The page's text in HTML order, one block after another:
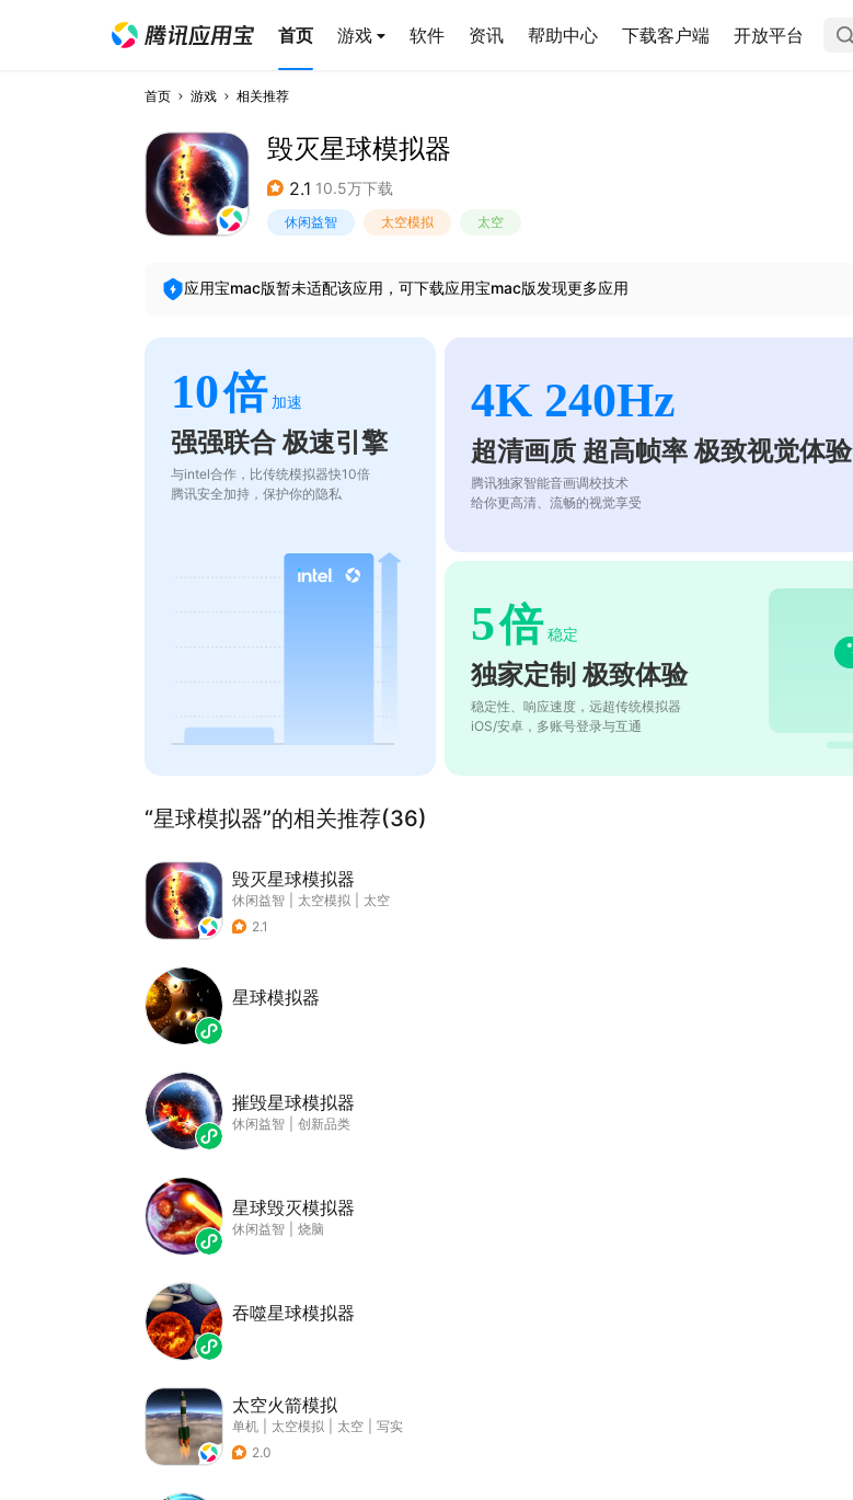
首页 游戏 软件 资讯 帮助中心 下载客户端 开放平台
首页 游戏 相关推荐
毁灭星球模拟器
2.1 10.5万下载
休闲益智 太空模拟 太空
应用宝mac版暂未适配该应用，可下载应用宝mac版发现更多应用
10倍 加速
强强联合 极速引擎
与intel合作，比传统模拟器快10倍
腾讯安全加持，保护你的隐私
4K 240Hz
超清画质 超高帧率 极致视觉体验
腾讯独家智能音画调校技术
给你更高清、流畅的视觉享受
5倍 稳定
独家定制 极致体验
稳定性、响应速度，远超传统模拟器
iOS/安卓，多账号登录与互通
“星球模拟器”的相关推荐(36)
毁灭星球模拟器
休闲益智 太空模拟
太空
2.1
星球模拟器
摧毁星球模拟器
休闲益智 创新品类
星球毁灭模拟器
休闲益智 烧脑
吞噬星球模拟器
太空火箭模拟
单机 太空模拟 太空
写实
2.0